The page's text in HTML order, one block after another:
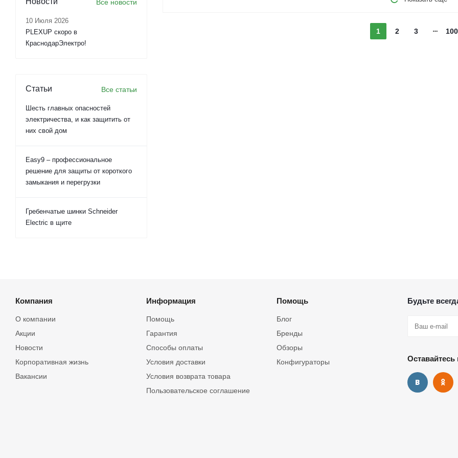
1 2 3
Все новости
10 Июля 2026
PLEXUP скоро в
КраснодарЭлектро!
Статьи Все статьи
Шесть главных опасностей
электричества, и как защитить от
них свой дом
Easy9 – профессиональное
решение для защиты от короткого
замыкания и перегрузки
Гребенчатые шинки Schneider
Electric в щите
Компания
О компании
Акции
Новости
Корпоративная жизнь
Вакансии
Информация
Помощь
Гарантия
Способы оплаты
Условия доставки
Условия возврата товара
Пользовательское соглашение
Помощь
Блог
Бренды
Обзоры
Конфигураторы
Будьте
Оставайтесь